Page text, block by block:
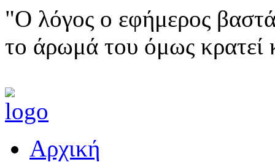
"Ο λόγος ο εφήμερος
το άρωμά του όμως κρατεί
Αρχική